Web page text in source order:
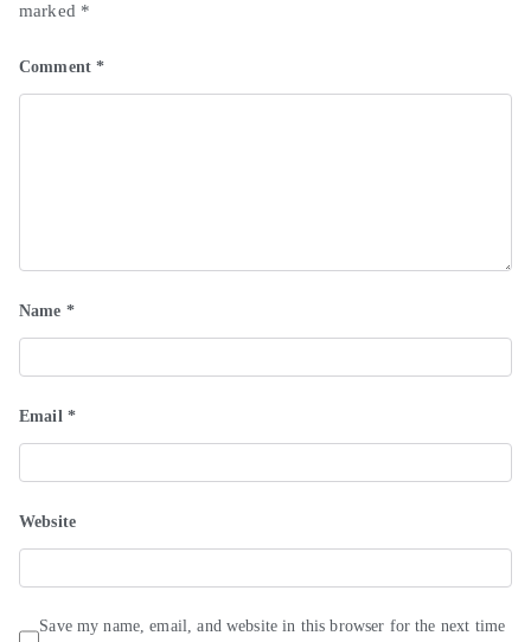
marked *
Comment*
Name *
Email *
Website
Save my name, email, and website in this browser for the next time